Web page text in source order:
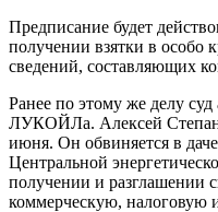
Предписание будет
получении взятки в особо
сведений, составляющих
Ранее по этому же делу суд
ЛУКОЙЛа. Алексей
июня. Он обвиняется в
Центральной
получении и разглашении
коммерческую, налоговую